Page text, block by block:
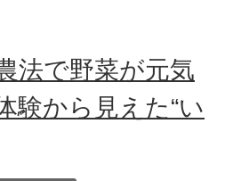
法で野菜が元気
験から見えた“い